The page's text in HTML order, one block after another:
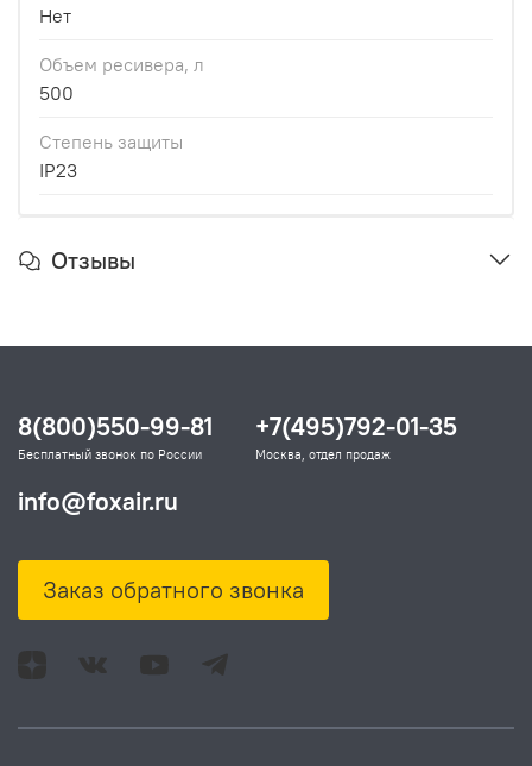
Нет
Объем ресивера, л
500
Степень защиты
IP23
Отзывы
8(800)550-99-81
Бесплатный звонок по России
+7(495)792-01-35
Москва, отдел продаж
info@foxair.ru
Заказ обратного звонка